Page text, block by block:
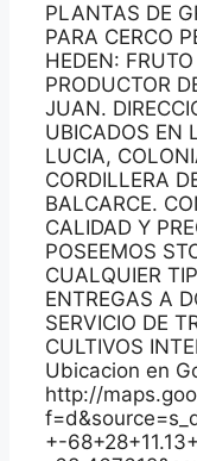
PLANTAS DE
PARA CERCO
HEDEN:
PRODUCTOR
JUAN.
UBICADOS EN
LUCIA,
CORDILLERA
BALCARCE.
CALIDAD Y
POSEEMOS
CUALQUIER
ENTREGAS A
SERVICIO DE
CULTIVOS
Ubicacion en
http://
+-